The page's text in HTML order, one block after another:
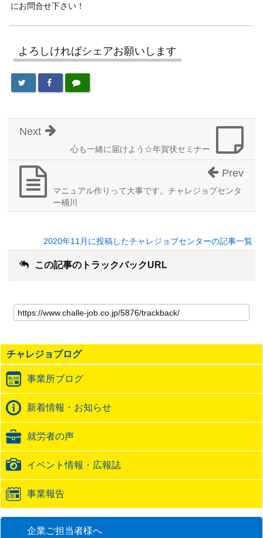
にお問合せ下さい！
よろしければシェアお願いします
心も一緒に届けよう☆年賀状セミナー
Next
マニュアル作りって大事です。チャレジョブセンタ
ー桶川
Prev
2020年11月に投稿したチャレジョブセンターの記事一覧
この記事のトラックバックURL
の
記
の
ト
ッ
ク
バ
ッ
URL
チャレジョブログ
事業所ブログ
新着情報・お知らせ
就労者の声
イベント情報・広報誌
事業報告
企業ご担当者様へ